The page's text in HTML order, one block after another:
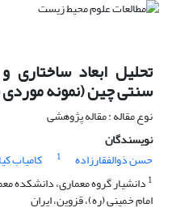
تحلیل ابعاد ساختاری
سنتی چین (نمونه موردی
نوع مقاله : مقاله پژوهشی
نویسندگان
حسن ذوالفقارزاده
1 کامیاب
1 دانشیار گروه معماری، دانشکده
امام خمینی (ره)، قزوین، ایران